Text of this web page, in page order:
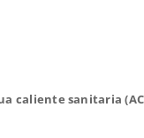
caliente sanitaria